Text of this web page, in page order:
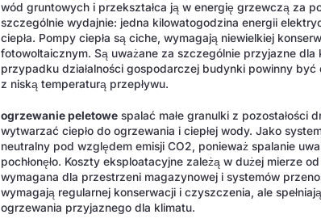
wód gruntowych i przekształca ją w energię grzewczą za
szczególnie wydajnie: jedna kilowatogodzina energii
ciepła. Pompy ciepła są ciche, wymagają niewielkiej
fotowoltaicznym. Są uważane za szczególnie przyjazne
przypadku działalności gospodarczej budynki powinny
z niską temperaturą przepływu.
ogrzewanie peletowe spalać małe granulki z pozostałości
wytwarzać ciepło do ogrzewania i ciepłej wody. Jako
neutralny pod względem emisji CO2, ponieważ spalanie
pochłonęło. Koszty eksploatacyjne zależą w dużej mierze
wymagana dla przestrzeni magazynowej i systemów
wymagają regularnej konserwacji i czyszczenia, ale
ogrzewania przyjaznego dla klimatu.